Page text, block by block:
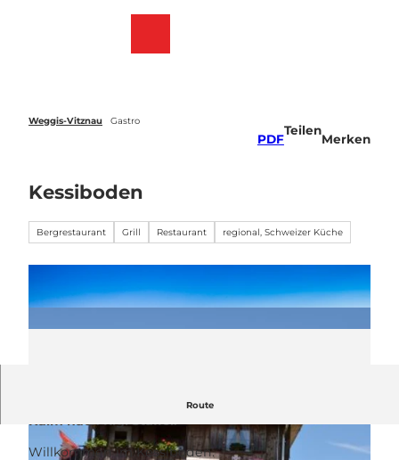
Weggis-Vitznau Gastro
PDF
Teilen
Merken
Kessiboden
Bergrestaurant Grill Restaurant regional, Schweizer Küche
Route
Gemütliches Berggasthaus am Wanderweg Rigi
Kulm nach Rigi Staffel.
Willkommen im Kessiboden.